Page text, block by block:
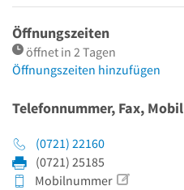
Öffnungszeiten
öffnet in 2 Tagen
Öffnungszeiten hinzufügen
Telefonnummer, Fax, Mobil
(0721) 22160
(0721) 25185
Mobilnummer